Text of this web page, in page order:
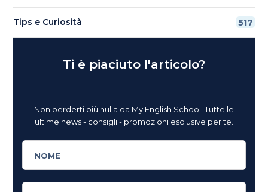
Tips e Curiosità 517
Ti è piaciuto l'articolo?
Non perderti più nulla da My English School. Tutte le
ultime news - consigli - promozioni esclusive per te.